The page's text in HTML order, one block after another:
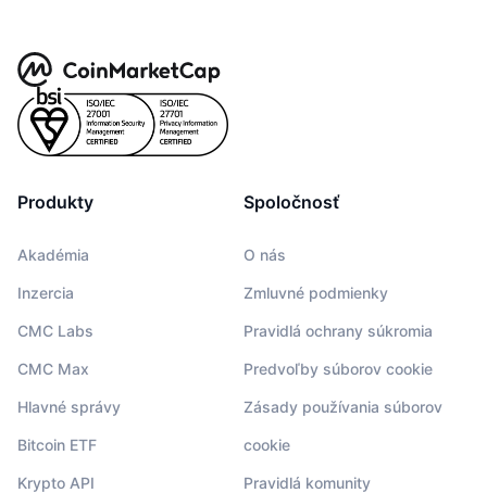
Produkty
Akadémia
Inzercia
CMC Labs
CMC Max
Hlavné správy
Bitcoin ETF
Krypto API
Spoločnosť
O nás
Zmluvné podmienky
Pravidlá ochrany súkromia
Predvoľby súborov cookie
Zásady používania súborov
cookie
Pravidlá komunity